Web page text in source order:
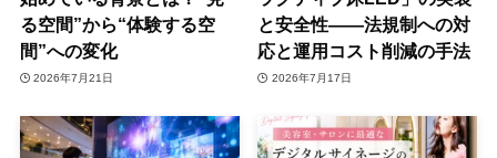
る空間”から“体験する空
間”への変化
2026年7月21日
と安全性——法規制への対
応と運用コスト削減の手法
2026年7月17日